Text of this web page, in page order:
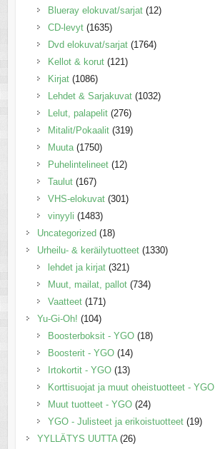
Blueray elokuvat/sarjat (12)
CD-levyt (1635)
Dvd elokuvat/sarjat (1764)
Kellot & korut (121)
Kirjat (1086)
Lehdet & Sarjakuvat (1032)
Lelut, palapelit (276)
Mitalit/Pokaalit (319)
Muuta (1750)
Puhelintelineet (12)
Taulut (167)
VHS-elokuvat (301)
vinyyli (1483)
Uncategorized (18)
Urheilu- & keräilytuotteet (1330)
lehdet ja kirjat (321)
Muut, mailat, pallot (734)
Vaatteet (171)
Yu-Gi-Oh! (104)
Boosterboksit - YGO (18)
Boosterit - YGO (14)
Irtokortit - YGO (13)
Korttisuojat ja muut oheistuotteet - YGO
Muut tuotteet - YGO (24)
YGO - Julisteet ja erikoistuotteet (19)
YYLLÄTYS UUTTA (26)